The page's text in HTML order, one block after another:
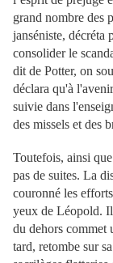
grand nombre des
janséniste, décréta
consolider le
dit de Potter, on
déclara qu'à
suivie dans
des missels et des
Toutefois, ainsi
pas de suites. La
couronné les
yeux de Léopold.
du dehors commet
tard, retombe sur